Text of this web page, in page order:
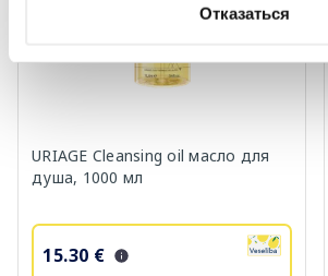
Отказаться
URIAGE Cleansing oil масло для
душа, 1000 мл
15.30 €